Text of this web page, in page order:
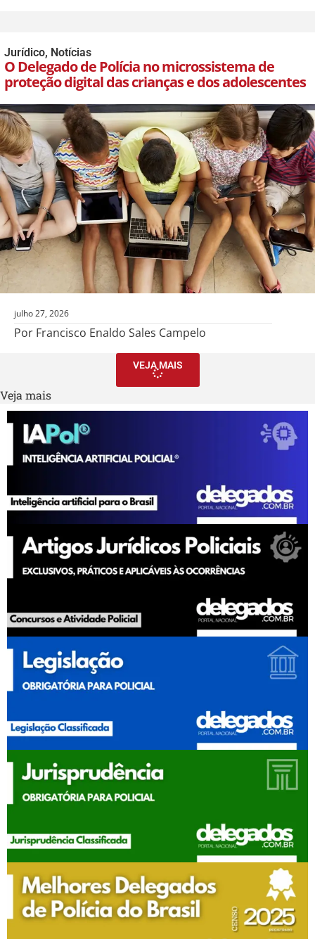
Jurídico, Notícias
O Delegado de Polícia no microssistema de
proteção digital das crianças e dos adolescentes
julho 27, 2026
Por Francisco Enaldo Sales Campelo
VEJA MAIS
Veja mais